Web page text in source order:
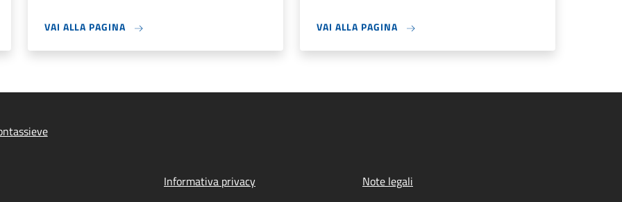
VAI ALLA PAGINA VAI ALLA PAGINA
Informativa privacy
Note legali